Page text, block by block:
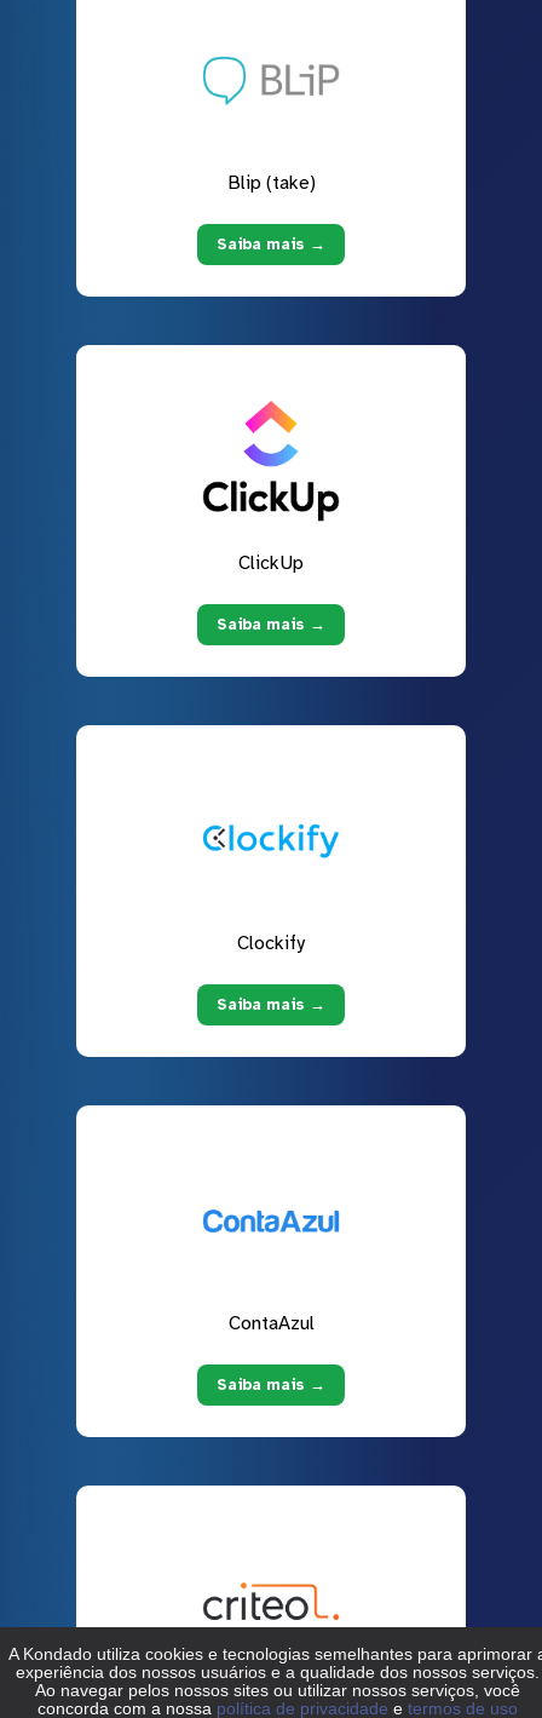
Blip (take)
Saiba mais →
ClickUp
Saiba mais →
Clockify
Saiba mais →
ContaAzul
Saiba mais →
Criteo